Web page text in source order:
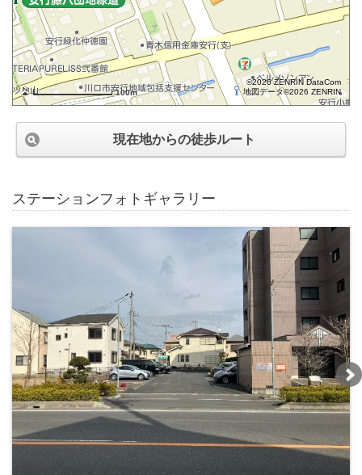
100m
©2026 ZENRIN DataCom
地図データ©2026 ZENRIN
現在地からの徒歩ルート
ステーションフォトギャラリー